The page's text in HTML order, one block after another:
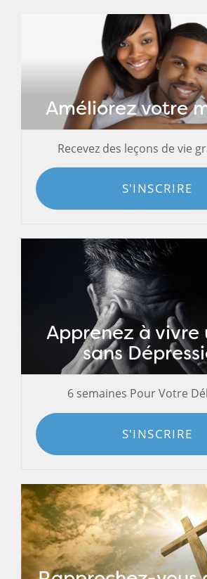
Améliorez votre
Recevez des leçons de vie
S'INSCRIRE
Apprenez à vivre
sans
6 semaines Pour Votre
S'INSCRIRE